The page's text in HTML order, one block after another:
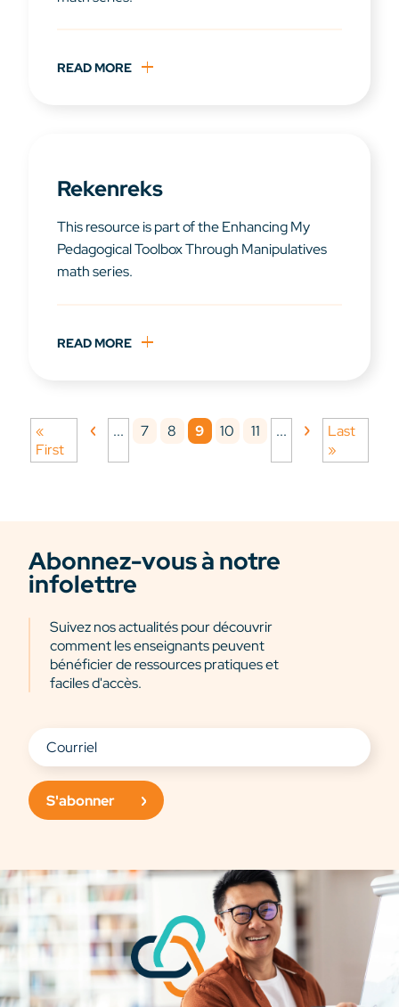
READ MORE
Rekenreks
This resource is part of the Enhancing My
Pedagogical Toolbox Through Manipulatives
math series.
READ MORE
«
First
... 7 8 9 10 11 ...
Last
»
Abonnez-vous à notre
infolettre
Suivez nos actualités pour découvrir
comment les enseignants peuvent
bénéficier de ressources pratiques et
faciles d'accès.
S'abonner